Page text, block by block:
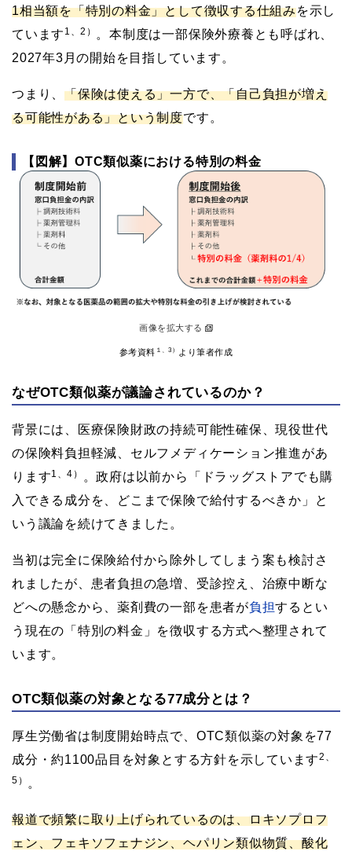
1相当額を「特別の料金」として徴収する仕組みを示し
ています 1、2）
。本制度は一部保険外療養とも呼ばれ、
2027年3月の開始を目指しています。
つまり、「保険は使える」一方で、「自己負担が増え
る可能性がある」という制度です。
【図解】OTC類似薬における特別の料金
画像を拡大する
参考資料 １、3） より筆者作成
なぜOTC類似薬が議論されているのか？
背景には、医療保険財政の持続可能性確保、現役世代
の保険料負担軽減、セルフメディケーション推進があ
ります1、4） 。政府は以前から「ドラッグストアでも購
入できる成分を、どこまで保険で給付するべきか」と
いう議論を続けてきました。
当初は完全に保険給付から除外してしまう案も検討さ
れましたが、患者負担の急増、受診控え、治療中断な
どへの懸念から、薬剤費の一部を患者が負担するとい
う現在の「特別の料金」を徴収する方式へ整理されて
います。
OTC類似薬の対象となる77成分とは？
厚生労働省は制度開始時点で、OTC類似薬の対象を77
成分・約1100品目を対象とする方針を示しています2、
5） 。
報道で頻繁に取り上げられているのは、ロキソプロフ
ェン、フェキソフェナジン、ヘパリン類似物質、酸化